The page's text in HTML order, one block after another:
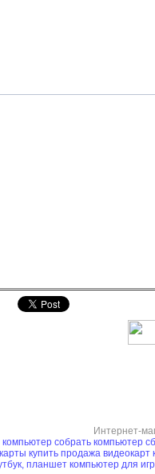
Интернет-
компьютер собрать компьютер
купить продажа видеокарт
планшет компьютер для